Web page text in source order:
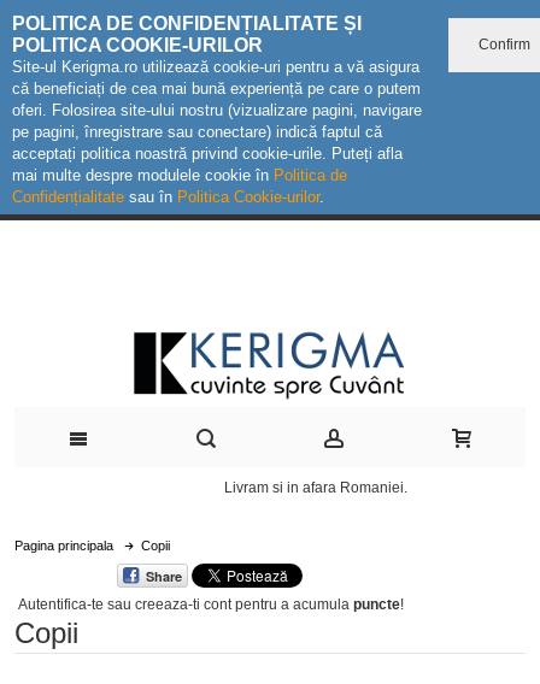
POLITICA DE CONFIDENȚIALITATE ȘI
POLITICA COOKIE-URILOR
Site-ul Kerigma.ro utilizează cookie-uri pentru a vă asigura
că beneficiați de cea mai bună experiență pe care o putem
oferi. Folosirea site-ului nostru (vizualizare pagini, navigare
pe pagini, înregistrare sau conectare) indică faptul că
acceptați politica noastră privind cookie-urile. Puteți afla
mai multe despre modulele cookie în Politica de
Confidențialitate sau în Politica Cookie-urilor.
Confirm
Livram si in afara Romaniei.
Pagina principala Copii
Share
Autentifica-te sau creeaza-ti contpentru a acumula puncte!
Copii